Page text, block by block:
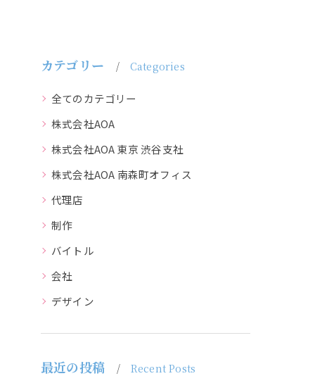
カテゴリー Categories
全てのカテゴリー
株式会社AOA
株式会社AOA 東京 渋谷支社
株式会社AOA 南森町オフィス
代理店
制作
バイトル
会社
デザイン
最近の投稿 Recent Posts